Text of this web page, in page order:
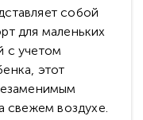
собой
для маленьких
с учетом
этот
свежем воздухе.